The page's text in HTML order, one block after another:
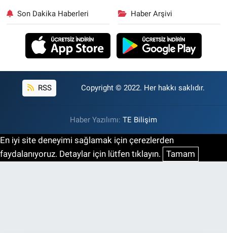
Son Dakika Haberleri Haber Arşivi
RSS Copyright © 2022. Her hakkı saklıdır.
Haber Yazılımı: TE Bilişim
En iyi site deneyimi sağlamak için çerezlerden
faydalanıyoruz. Detaylar için lütfen tıklayın. Tamam